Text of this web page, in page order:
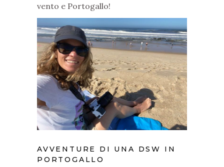
vento e Portogallo!
AVVENTURE DI UNA DSW IN
PORTOGALLO